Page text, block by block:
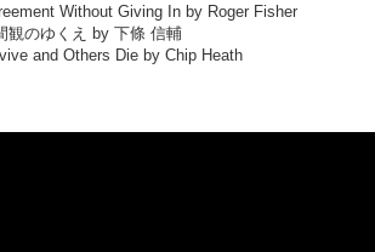
Without Giving In by Roger Fisher
のゆくえ by 下條 信輔
and Others Die by Chip Heath